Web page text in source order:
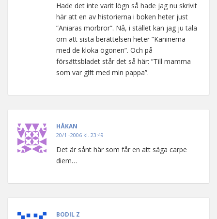
Hade det inte varit lögn så hade jag nu skrivit
här att en av historierna i boken heter just
”Aniaras morbror”. Nå, i stället kan jag ju tala
om att sista berättelsen heter ”Kaninerna
med de kloka ögonen”. Och på
försättsbladet står det så här: ”Till mamma
som var gift med min pappa”.
HÅKAN
20/1 -2006 kl. 23:49
Det är sånt här som får en att säga carpe
diem…
BODIL Z